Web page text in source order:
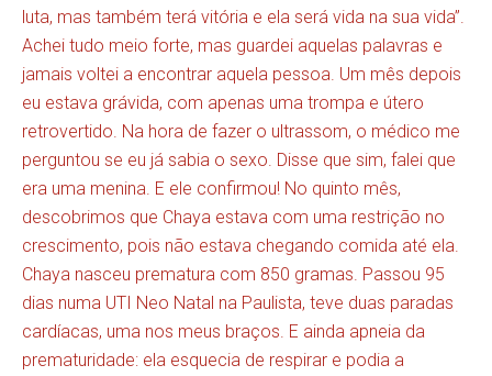
luta, mas também terá vitória e ela será vida na sua vida”.
Achei tudo meio forte, mas guardei aquelas palavras e
jamais voltei a encontrar aquela pessoa. Um mês depois
eu estava grávida, com apenas uma trompa e útero
retrovertido. Na hora de fazer o ultrassom, o médico me
perguntou se eu já sabia o sexo. Disse que sim, falei que
era uma menina. E ele confirmou! No quinto mês,
descobrimos que Chaya estava com uma restrição no
crescimento, pois não estava chegando comida até ela.
Chaya nasceu prematura com 850 gramas. Passou 95
dias numa UTI Neo Natal na Paulista, teve duas paradas
cardíacas, uma nos meus braços. E ainda apneia da
prematuridade: ela esquecia de respirar e podia a